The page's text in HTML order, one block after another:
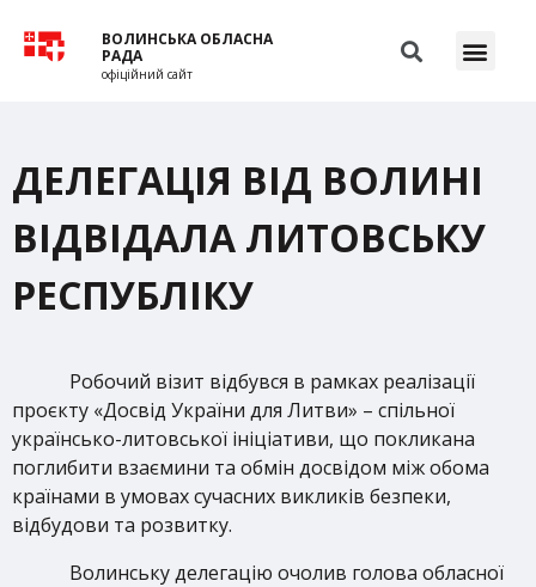
ВОЛИНСЬКА ОБЛАСНА
РАДА
офіційний сайт
ДЕЛЕГАЦІЯ ВІД ВОЛИНІ
ВІДВІДАЛА ЛИТОВСЬКУ
РЕСПУБЛІКУ
Робочий візит відбувся в рамках реалізації
проєкту «Досвід України для Литви» – спільної
українсько-литовської ініціативи, що покликана
поглибити взаємини та обмін досвідом між обома
країнами в умовах сучасних викликів безпеки,
відбудови та розвитку.
Волинську делегацію очолив голова обласної